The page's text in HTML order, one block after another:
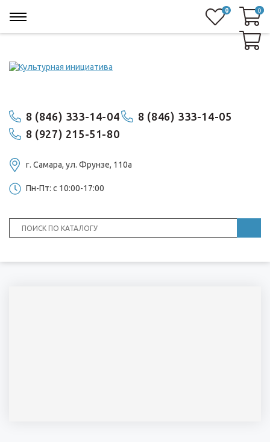
8 (846) 333-14-04
8 (846) 333-14-05
8 (927) 215-51-80
г. Самара, ул. ​Фрунзе, 110а
Пн-Пт: с 10:00-17:00
0 0
0